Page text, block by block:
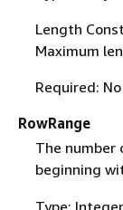
Length
Maximum
Required: No
RowRange
The number
beginning